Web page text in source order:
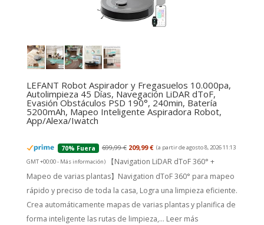
LEFANT Robot Aspirador y Fregasuelos 10.000pa,
Autolimpieza 45 Días, Navegación LiDAR dToF,
Evasión Obstáculos PSD 190°, 240min, Batería
5200mAh, Mapeo Inteligente Aspiradora Robot,
App/Alexa/Iwatch
70% Fuera 699,99 € 209,99 € (a partir de agosto 8, 2026 11:13
GMT +00:00 - Más información)
【Navigation LiDAR dToF 360° +
Mapeo de varias plantas】Navigation dToF 360° para mapeo
rápido y preciso de toda la casa, Logra una limpieza eficiente.
Crea automáticamente mapas de varias plantas y planifica de
forma inteligente las rutas de limpieza,... Leer más